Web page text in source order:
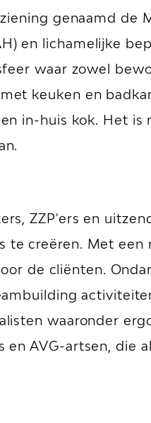
genaamd de
en lichamelijke
waar zowel
keuken en
in-huis kok. Het
ZZP'ers en
creëren. Met
de cliënten.
waaronder
AVG-artsen, die